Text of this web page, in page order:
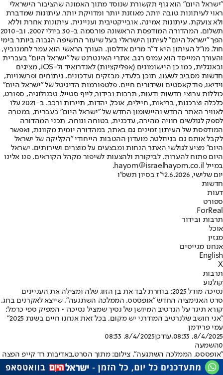
"ישראל היום" הוא גוף תקשורת שנוסד מתוך האמונה שהציבור הישראלי
ראוי לעיתונות טובה יותר, מאוזנת יותר ומדויקת יותר. עיתונות שמדברת
ולא צועקת. עיתונות אמינה, אובייקטיבית ועניינית. עיתונות אחרת וללא
תשלום. המהדורה המודפסת הראשונה פורסמה ב-30 ביולי 2007, וב-2010
הפך "ישראל היום" לעיתון הישראלי בעל שיעור החשיפה הגבוה ביותר בימי
חול. מו"ל העיתון היא ד"ר מרים אדלסון. העורך הראשי הוא עמר לחמנוביץ,
והעורך המייסד הוא עמוס רגב. אתרי האינטרנט של "ישראל היום" בעברית
ובאנגלית, כמו כן היישומונים (אפליקציות) לאנדרואיד ול-iOS, מציגים
חדשות מסביב לשעון, תוכן בלעדי, מבזקים ועדכונים, ניתוחים ופרשנויות,
וידיאו, פודקאסטים ושידורים חיים. פלטפורמות הדיגיטל של "ישראל היום"
כוללות ערוצי חדשות ודעות, תרבות ובידור, לייף סטייל, טכנולוגיה, ספורט,
כלכלה וצרכנות, בריאות, חיילים, אוכל, יהדות, תיירות ורכב. ב-2021 עלו
לאוויר האתר החדש והיישומון החדש של "ישראל היום" בעברית, במטרה
לספק לגולשים חוויה מהירה, עדכנית, בטוחה ונוחה. תכני המהדורה
המודפסת של העיתון זמינים גם באתר, במהדורה יומית מקוונת, ואפשר
לקבל אותם גם בניוזלטר. מועדון ההטבות הייחודי "הקליקה של ישראל
היום" מציע לגולשי האתר הנחות ומבצעים על מוצרים ושירותים. ישראל
היום פתוח להערות, לביקורת ולהצעות לשיפור מקהל הקוראים. פנו אלינו
במייל hayom@israelhayom.co.il.
יום שלישי, 2.6.2026
י"ז בסיון תשפ"ו
חדשות
דעות
ספורט
ForReal
תרבות ובידור
אוכל
מגזין
אנחנו מגייסים
English
X
תרבות
קולנוע
נסיכה מודל 2025: בוחרת לבד את בן הזוג שלה ומצילה את העניינים
סרט האנימציה החדש "אופססס, הממלכה השתגעה", שייצא לאקרנים בחג,
קורא תיגר על הנרטיב המיושן של נסיך שמציל נסיכה • המפיק ספי כרמל:
"אני חושב שלנרטיב המודרני יש מקום, בכל זאת אנחנו חיים בשנת 2025"
עמי פרידמן
8/4/2025, 08:33
,עודכן8/4/2025, 08:33
0השמעה
"אופססס, הממלכה השתגעה". צילום: מתוך הסרט,באדיבות רד קייפ הפצה